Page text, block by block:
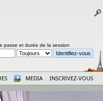
passe et durée de la session
MEDIA INSCRIVEZ-VOUS